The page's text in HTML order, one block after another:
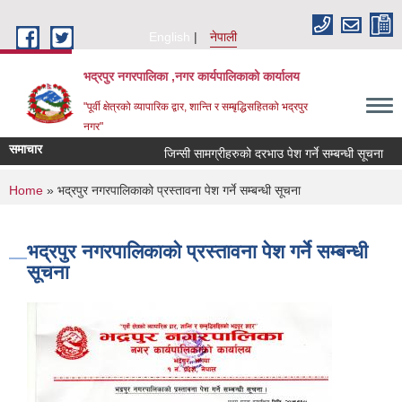
English
नेपाली
भद्रपुर नगरपालिका ,नगर कार्यपालिकाको कार्यालय
"पूर्वी क्षेत्रको व्यापारिक द्वार, शान्ति र सम्बृद्धिसहितको भद्रपुर
नगर"
समाचार जिन्सी सामग्रीहरुको दरभाउ पेश गर्ने सम्बन्धी सूचना
You are here
Home » भद्रपुर नगरपालिकाको प्रस्तावना पेश गर्ने सम्बन्धी सूचना
भद्रपुर नगरपालिकाको प्रस्तावना पेश गर्ने सम्बन्धी
सूचना